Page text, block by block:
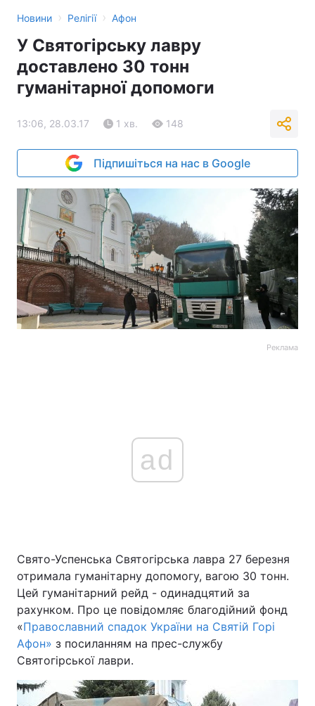
Новини › Релігії › Афон
У Святогірську лавру
доставлено 30 тонн
гуманітарної допомоги
13:06, 28.03.17 1 хв. 148
Підпишіться на нас в Google
Реклама
ad
Свято-Успенська Святогірська лавра 27 березня
отримала гуманітарну допомогу, вагою 30 тонн.
Цей гуманітарний рейд - одинадцятий за
рахунком. Про це повідомляє благодійний фонд
«Православний спадок України на Святій Горі
Афон» з посиланням на прес-службу
Святогірської лаври.